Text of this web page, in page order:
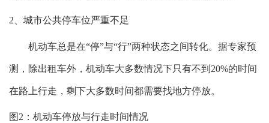
2、城市公共停车位严重不足
机动车总是在“停”与“行”两种状态之间转化。据专家预
测，除出租车外，机动车大多数情况下只有不到20%的时间
在路上行走，剩下大多数时间都需要找地方停放。
图2：机动车停放与行走时间情况